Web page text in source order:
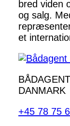
bred viden
og salg.
et
BÅDAGENT
DANMARK
+45 78 75